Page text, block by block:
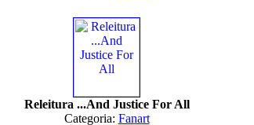
Releitura ...And Justice For All
Categoria: Fanart